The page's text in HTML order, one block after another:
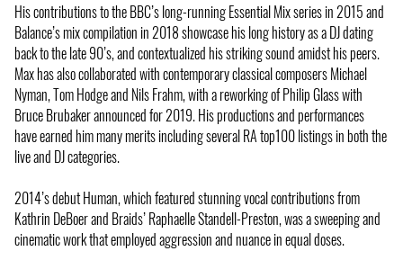
His contributions to the BBC’s long-running Essential Mix series in 2015 and
Balance’s mix compilation in 2018 showcase his long history as a DJ dating
back to the late 90’s, and contextualized his striking sound amidst his peers.
Max has also collaborated with contemporary classical composers Michael
Nyman, Tom Hodge and Nils Frahm, with a reworking of Philip Glass with
Bruce Brubaker announced for 2019. His productions and performances
have earned him many merits including several RA top100 listings in both the
live and DJ categories.
2014’s debut Human, which featured stunning vocal contributions from
Kathrin DeBoer and Braids’ Raphaelle Standell-Preston, was a sweeping and
cinematic work that employed aggression and nuance in equal doses.